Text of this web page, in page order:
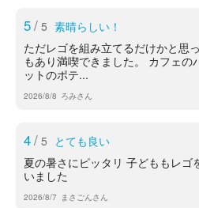
5/ 5 素晴らしい！
ただレゴを組み立てるだけかと思
もあり満喫できました。 カフェの
ットのポテ...
2026/8/8 ろみさん
4/ 5 とても良い
夏の暑さにピッタリ 子どももレゴ
いました
2026/8/7 まさごんさん